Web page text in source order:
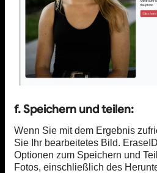
f. Speichern und teilen:
Wenn Sie mit dem Ergebnis
Sie Ihr bearbeitetes Bild.
Optionen zum Speichern und
Fotos, einschließlich des